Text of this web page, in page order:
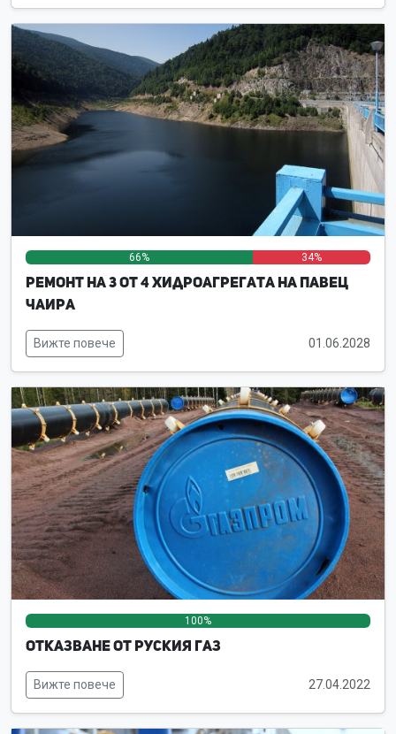
66% 34%
Ремонт на 3 от 4 хидроагрегата на ПАВЕЦ
Чаира
Вижте повече 01.06.2028
100%
Отказване от руския газ
Вижте повече 27.04.2022